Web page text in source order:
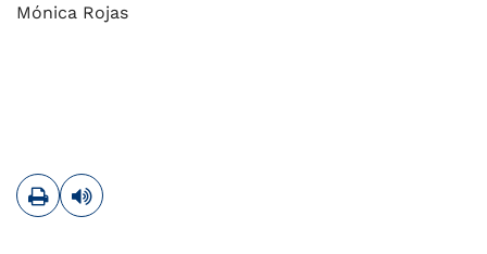
Mónica Rojas
ImprimirLeer contenido